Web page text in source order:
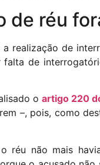
de réu
realização de
de
o artigo 220
–, pois, como
réu não mais